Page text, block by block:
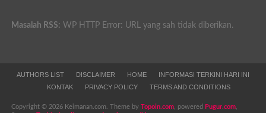
Masalah RSS: WP HTTP Error: URL yang sah tidak diberikan.
AUTHORS LIST DISCLAIMER HOME
INFORMASI TERKINI HARI INI
KONTAK
PRIVACY POLICY TERMS AND CONDITIONS
Copyright © 2026 Keimanan.com. Theme by Topoin.com, powered Pugur.com,